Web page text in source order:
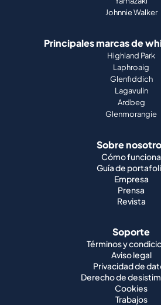
Johnnie Walker
Principales marcas de
Highland Park
Laphroaig
Glenfiddich
Lagavulin
Ardbeg
Glenmorangie
Sobre
Cómo funciona
Guía de
Empresa
Prensa
Revista
Soporte
Términos y
Aviso legal
Privacidad de
Derecho de
Cookies
Trabajos